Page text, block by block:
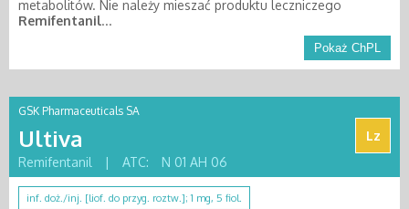
metabolitów. Nie należy mieszać produktu leczniczego
Remifentanil...
Pokaż ChPL
GSK Pharmaceuticals SA
Ultiva
Lz
Remifentanil
| ATC: N 01 AH 06
inf. doż./inj. [liof. do przyg. roztw.]; 1 mg, 5 fiol.